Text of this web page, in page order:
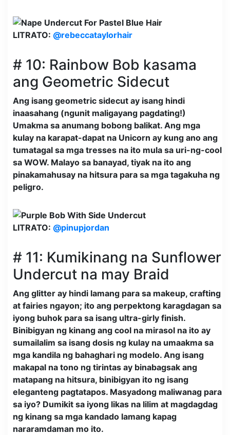
LITRATO: @rebeccataylorhair
# 10: Rainbow Bob kasama
ang Geometric Sidecut
Ang isang geometric sidecut ay isang hindi
inaasahang (ngunit maligayang pagdating!)
Umakma sa anumang bobong balikat. Ang mga
kulay na karapat-dapat na Unicorn ay kung ano ang
tumatagal sa mga tresses na ito mula sa uri-ng-cool
sa WOW. Malayo sa banayad, tiyak na ito ang
pinakamahusay na hitsura para sa mga tagakuha ng
peligro.
LITRATO: @pinupjordan
# 11: Kumikinang na Sunflower
Undercut na may Braid
Ang glitter ay hindi lamang para sa makeup, crafting
at fairies ngayon; ito ang perpektong karagdagan sa
iyong buhok para sa isang ultra-girly finish.
Binibigyan ng kinang ang cool na mirasol na ito ay
sumailalim sa isang dosis ng kulay na umaakma sa
mga kandila ng bahaghari ng modelo. Ang isang
makapal na tono ng tirintas ay binabagsak ang
matapang na hitsura, binibigyan ito ng isang
eleganteng pagtatapos. Masyadong maliwanag para
sa iyo? Dumikit sa iyong likas na lilim at magdagdag
ng kinang sa mga kandado lamang kapag
nararamdaman mo ito.